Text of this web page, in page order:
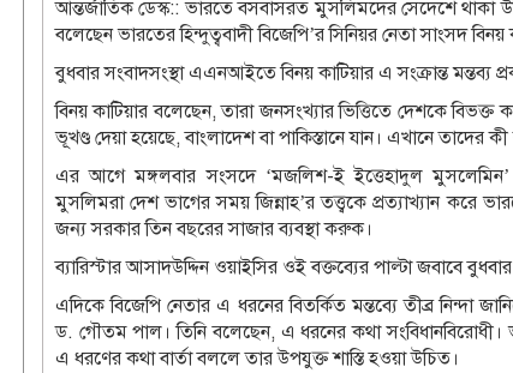
আন্তর্জাতিক ডেস্ক:: ভারতে বসবাসরত মুসলিমদের সেদেশে থাকা
বলেছেন ভারতের হিন্দুত্ববাদী বিজেপি’র সিনিয়র নেতা সাংসদ বিনয়
বুধবার সংবাদসংস্থা এএনআইতে বিনয় কাটিয়ার এ সংক্রান্ত মন্তব্য
বিনয় কাটিয়ার বলেছেন, তারা জনসংখ্যার ভিত্তিতে দেশকে
ভূখণ্ড দেয়া হয়েছে, বাংলাদেশ বা পাকিস্তানে যান। এখানে তাদের
এর আগে মঙ্গলবার সংসদে ‘মজলিশ-ই ইত্তেহাদুল মুসলেমিন’
মুসলিমরা দেশ ভাগের সময় জিন্নাহ’র তত্ত্বকে প্রত্যাখ্যান করে
জন্য সরকার তিন বছরের সাজার ব্যবস্থা করুক।
ব্যারিস্টার আসাদউদ্দিন ওয়াইসির ওই বক্তব্যের পাল্টা জবাবে
এদিকে বিজেপি নেতার এ ধরনের বিতর্কিত মন্তব্যে তীব্র নিন্দা
ড. গৌতম পাল। তিনি বলেছেন, এ ধরনের কথা সংবিধানবিরোধী।
এ ধরণের কথা বার্তা বললে তার উপযুক্ত শাস্তি হওয়া উচিত।